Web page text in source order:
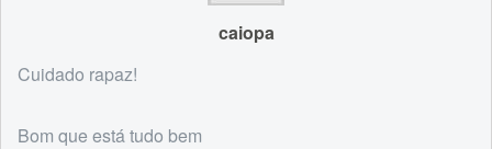
caiopa
Cuidado rapaz!
Bom que está tudo bem